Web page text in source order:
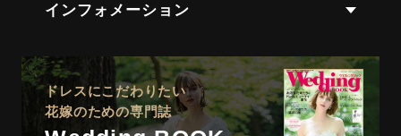
インフォメーション
ドレスにこだわりたい
花嫁のための専門誌